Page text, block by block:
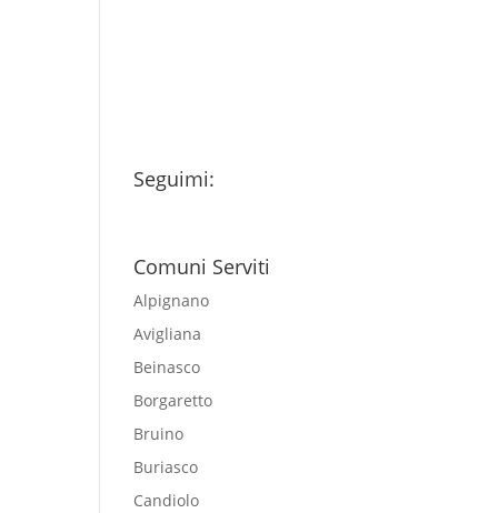
Seguimi:
Comuni Serviti
Alpignano
Avigliana
Beinasco
Borgaretto
Bruino
Buriasco
Candiolo